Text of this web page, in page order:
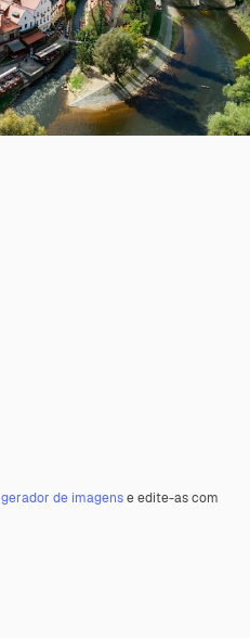
gerador de imagense edite-as com